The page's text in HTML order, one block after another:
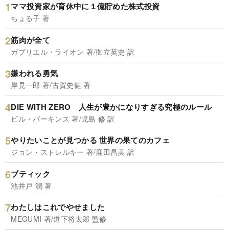
ママ投資家が育休中に１億貯めた株式投資
ちょる子 著
筋肉が全て
ガブリエル・ライオン 著/御立英史 訳
嫌われる勇気
岸見一郎 著/古賀史健 著
DIE WITH ZERO 人生が豊かになりすぎる究極のルール
ビル・パーキンス 著/児島 修 訳
やりたいことが見つかる 世界の果てのカフェ
ジョン・ストレルキー 著/鹿田昌美 訳
ブティック
池井戸 潤 著
わたしはこれでやせました
MEGUMI 著/道下将太郎 監修